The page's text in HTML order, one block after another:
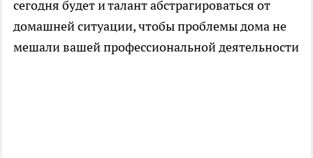
сегодня будет и талант абстрагироваться от
домашней ситуации, чтобы проблемы дома не
мешали вашей профессиональной деятельности